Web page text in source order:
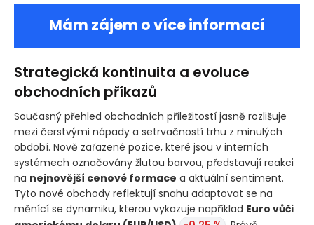
Mám zájem o více informací
Strategická kontinuita a evoluce
obchodních příkazů
Současný přehled obchodních příležitostí jasně rozlišuje
mezi čerstvými nápady a setrvačností trhu z minulých
období. Nově zařazené pozice, které jsou v interních
systémech označovány žlutou barvou, představují reakci
na nejnovější cenové formace a aktuální sentiment.
Tyto nové obchody reflektují snahu adaptovat se na
měnící se dynamiku, kterou vykazuje například Euro vůči